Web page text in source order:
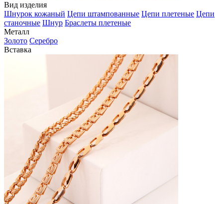
Вид изделия
Шнурок кожаный Цепи штампованные Цепи плетеные Цепи
станочные Шнур Браслеты плетеные
Металл
Золото Серебро
Вставка